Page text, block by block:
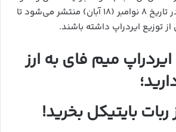
تخصیص توکن‌ها نیز در تاریخ ۸ نوامبر (۱۸ آبان) منتشر می‌شود تا
از توزیع ایردراپ داشته باشند.
میم فای به ارز